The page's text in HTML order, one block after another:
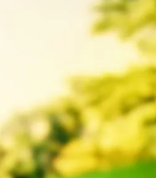
Inch:
mijn banden